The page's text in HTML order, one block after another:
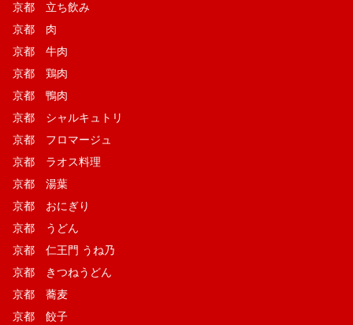
京都 立ち飲み
京都 肉
京都 牛肉
京都 鶏肉
京都 鴨肉
京都 シャルキュトリ
京都 フロマージュ
京都 ラオス料理
京都 湯葉
京都 おにぎり
京都 うどん
京都 仁王門 うね乃
京都 きつねうどん
京都 蕎麦
京都 餃子